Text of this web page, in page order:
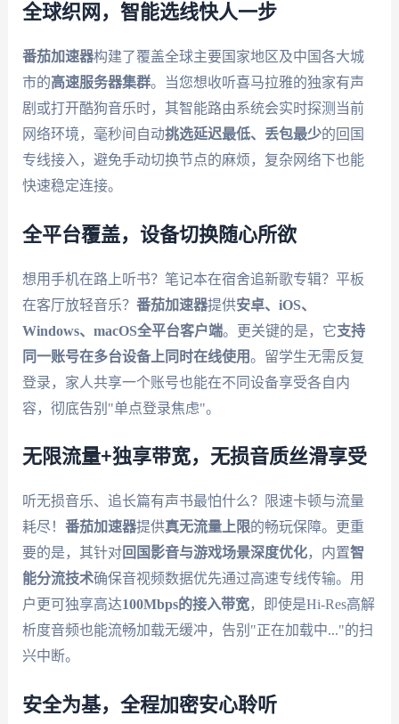
全球织网，智能选线快人一步
番茄加速器构建了覆盖全球主要国家地区及中国各大城
市的高速服务器集群。当您想收听喜马拉雅的独家有声
剧或打开酷狗音乐时，其智能路由系统会实时探测当前
网络环境，毫秒间自动挑选延迟最低、丢包最少的回国
专线接入，避免手动切换节点的麻烦，复杂网络下也能
快速稳定连接。
全平台覆盖，设备切换随心所欲
想用手机在路上听书？笔记本在宿舍追新歌专辑？平板
在客厅放轻音乐？ 番茄加速器提供安卓、iOS、
Windows、macOS全平台客户端。更关键的是，它支持
同一账号在多台设备上同时在线使用。留学生无需反复
登录，家人共享一个账号也能在不同设备享受各自内
容，彻底告别"单点登录焦虑"。
无限流量+独享带宽，无损音质丝滑享受
听无损音乐、追长篇有声书最怕什么？限速卡顿与流量
耗尽！ 番茄加速器提供真无流量上限的畅玩保障。更重
要的是，其针对回国影音与游戏场景深度优化，内置智
能分流技术确保音视频数据优先通过高速专线传输。用
户更可独享高达100Mbps的接入带宽，即使是Hi-Res高解
析度音频也能流畅加载无缓冲，告别"正在加载中..."的扫
兴中断。
安全为基，全程加密安心聆听